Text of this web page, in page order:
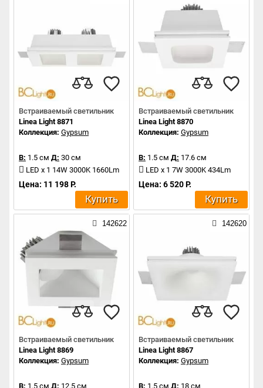
Встраиваемый светильник
Linea Light 8871
Коллекция: Gypsum
В: 1.5 см Д: 30 см
LED x 1 14W 3000K 1660Lm
Цена: 11 198 Р.
Купить
Встраиваемый светильник
Linea Light 8870
Коллекция: Gypsum
В: 1.5 см Д: 17.6 см
LED x 1 7W 3000K 434Lm
Цена: 6 520 Р.
Купить
142622
Встраиваемый светильник
Linea Light 8869
Коллекция: Gypsum
В: 1.5 см Д: 12.5 см
142620
Встраиваемый светильник
Linea Light 8867
Коллекция: Gypsum
В: 1.5 см Д: 18 см